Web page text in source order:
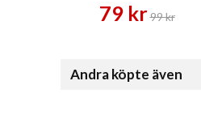
79 kr99 kr
Andra köpte även